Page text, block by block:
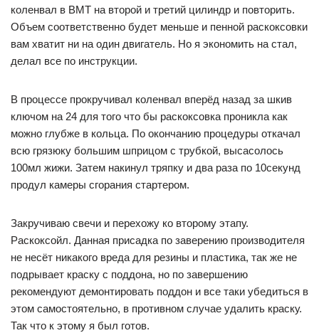
коленвал в ВМТ на второй и третий цилиндр и повторить.
Объем соответственно будет меньше и пенной раскоксовки
вам хватит ни на один двигатель. Но я экономить на стал,
делал все по инструкции.
В процессе прокручивал коленвал вперёд назад за шкив
ключом на 24 для того что бы раскоксовка проникла как
можно глубже в кольца. По окончанию процедуры откачал
всю грязюку большим шприцом с трубкой, высасолось
100мл жижи. Затем накинул тряпку и два раза по 10секунд
продул камеры сгорания стартером.
Закручиваю свечи и перехожу ко второму этапу.
Раскоксойл. Данная присадка по заверению производителя
не несёт никакого вреда для резины и пластика, так же не
подрывает краску с поддона, но по завершению
рекомендуют демонтировать поддон и все таки убедиться в
этом самостоятельно, в противном случае удалить краску.
Так что к этому я был готов.